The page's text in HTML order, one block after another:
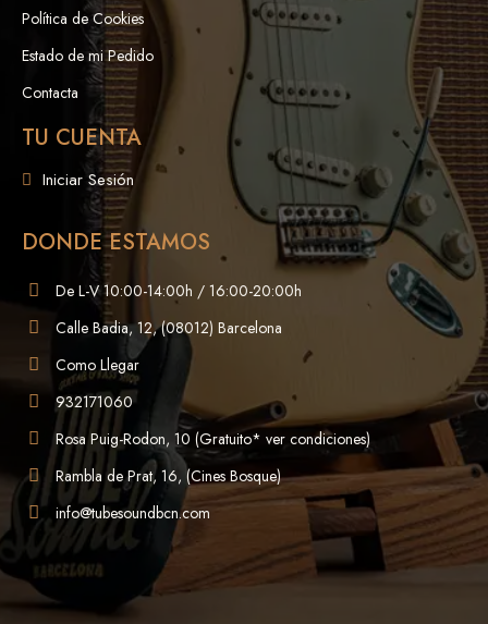
Política de Cookies
Estado de mi Pedido
Contacta
TU CUENTA
Iniciar Sesión
DONDE ESTAMOS
De L-V 10:00-14:00h / 16:00-20:00h
Calle Badia, 12, (08012) Barcelona
Como Llegar
932171060
Rosa Puig-Rodon, 10 (Gratuito* ver condiciones)
Rambla de Prat, 16, (Cines Bosque)
info@tubesoundbcn.com